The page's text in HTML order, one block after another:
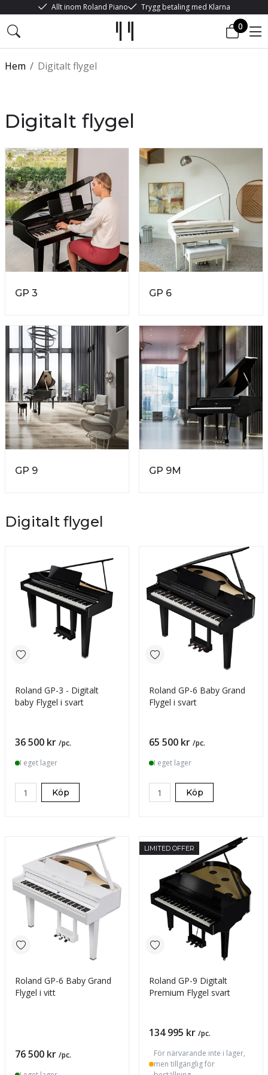
Allt inom Roland Piano Trygg betaling med Klarna
0
/
Hem Digitalt flygel
Digitalt flygel
GP 3 GP 6
GP 9 GP 9M
Digitalt flygel
Roland GP-3 - Digitalt
baby Flygel i svart
Pris
36 500 kr /pc.
I eget lager
Köp
Roland GP-6 Baby Grand
Flygel i svart
Pris
65 500 kr /pc.
I eget lager
Köp
Roland GP-6 Baby Grand
Flygel i vitt
Pris
76 500 kr /pc.
LIMITED OFFER
Roland GP-9 Digitalt
Premium Flygel svart
Pris
134 995 kr /pc.
För närvarande inte i lager,
men tillgänglig för